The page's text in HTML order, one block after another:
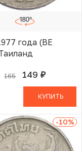
года (BE
165 149 руб.
В КОРЗИНЕ
КУПИТЬ
-10%